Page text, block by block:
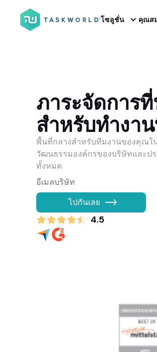
โซลูชั่น คุณส
ภาระจัดการ
สำหรับทำงา
พื้นที่กลางสำหรับทีมงานของคุณใ
วัฒนธรรมองค์กรของบริษัทและป
ทั้งหมด
ไปกันเลย
4.5